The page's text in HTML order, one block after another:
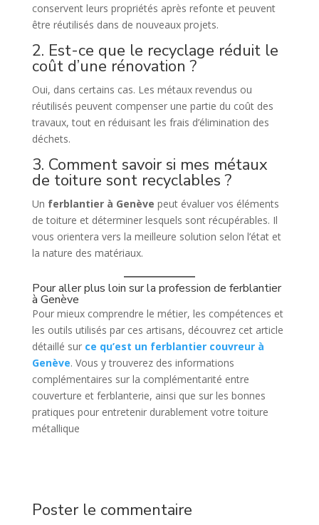
conservent leurs propriétés après refonte et peuvent
être réutilisés dans de nouveaux projets.
2. Est-ce que le recyclage réduit le
coût d’une rénovation ?
Oui, dans certains cas. Les métaux revendus ou
réutilisés peuvent compenser une partie du coût des
travaux, tout en réduisant les frais d’élimination des
déchets.
3. Comment savoir si mes métaux
de toiture sont recyclables ?
Un ferblantier à Genève peut évaluer vos éléments
de toiture et déterminer lesquels sont récupérables. Il
vous orientera vers la meilleure solution selon l’état et
la nature des matériaux.
Pour aller plus loin sur la profession de ferblantier
à Genève
Pour mieux comprendre le métier, les compétences et
les outils utilisés par ces artisans, découvrez cet article
détaillé sur ce qu’est un ferblantier couvreur à
Genève. Vous y trouverez des informations
complémentaires sur la complémentarité entre
couverture et ferblanterie, ainsi que sur les bonnes
pratiques pour entretenir durablement votre toiture
métallique
Poster le commentaire